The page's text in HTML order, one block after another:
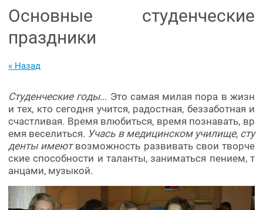
Основные студенческие
праздники
« Назад
Студенческие годы... Это самая милая пора в жизн
и тех, кто сегодня учится, радостная, беззаботная и
счастливая. Время влюбиться, время познавать, вр
емя веселиться. Учась в медицинском училище, сту
денты имеютвозможность развивать свои творче
ские способности и таланты, заниматься пением, т
анцами, музыкой.